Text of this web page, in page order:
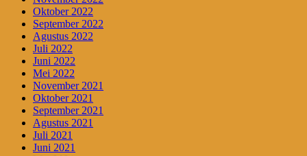
Oktober 2022
September 2022
Agustus 2022
Juli 2022
Juni 2022
Mei 2022
November 2021
Oktober 2021
September 2021
Agustus 2021
Juli 2021
Juni 2021